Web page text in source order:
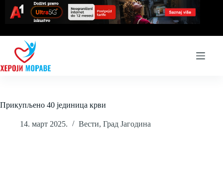
content
Прикупљено 40 јединица крви
14. март 2025. Вести, Град Јагодина